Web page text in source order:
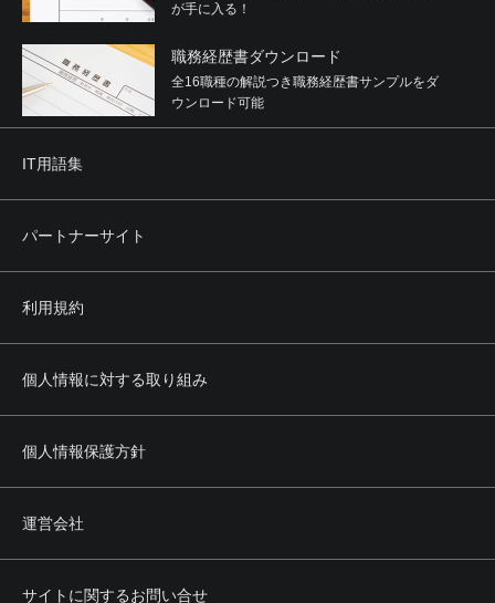
が手に入る！
職務経歴書ダウンロード
全16職種の解説つき職務経歴書サンプルをダ
ウンロード可能
IT用語集
パートナーサイト
利用規約
個人情報に対する取り組み
個人情報保護方針
運営会社
サイトに関するお問い合せ